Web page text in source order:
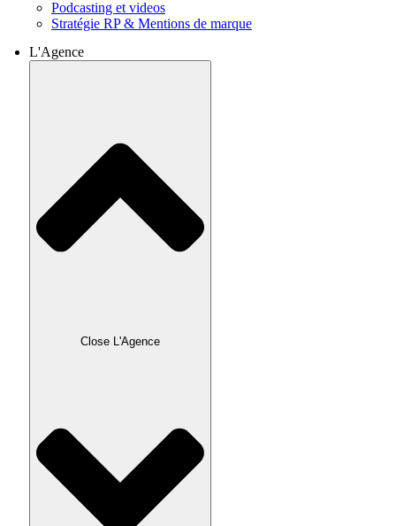
Podcasting et videos
Stratégie RP & Mentions de marque
L'Agence
Close L'Agence